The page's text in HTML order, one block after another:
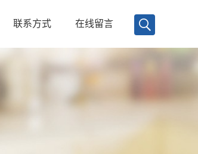
联系方式 在线留言